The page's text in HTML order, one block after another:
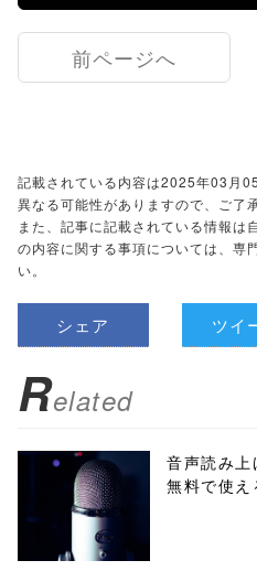
前ページへ
記載されている内容は2025年03月
異なる可能性がありますので、ご了
また、記事に記載されている情報は
の内容に関する事項については、専
い。
シェア ツイ
Related
音声読み上
無料で使え